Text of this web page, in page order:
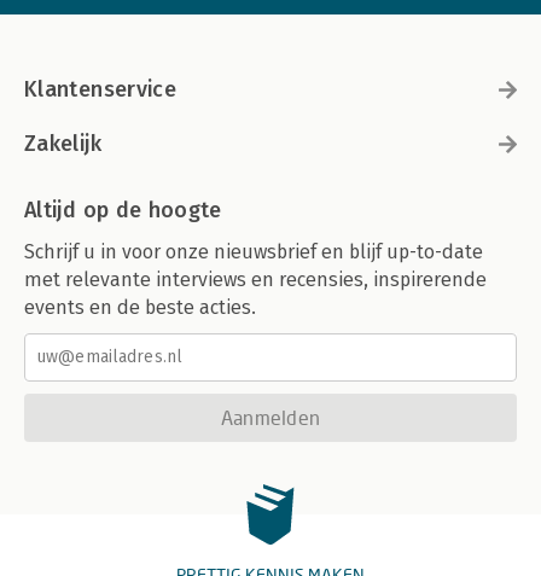
Klantenservice
Zakelijk
Altijd op de hoogte
Schrijf u in voor onze nieuwsbrief en blijf up-to-date
met relevante interviews en recensies, inspirerende
events en de beste acties.
Aanmelden